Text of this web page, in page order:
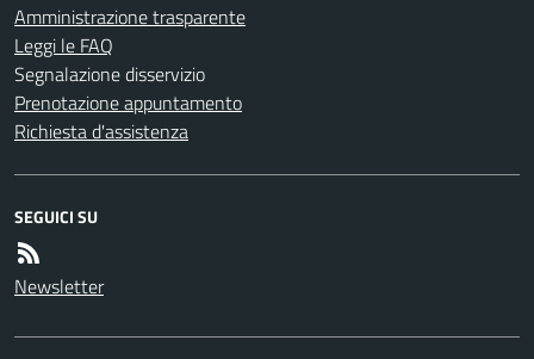
Amministrazione trasparente
Leggi le FAQ
Segnalazione disservizio
Prenotazione appuntamento
Richiesta d'assistenza
SEGUICI SU
Newsletter